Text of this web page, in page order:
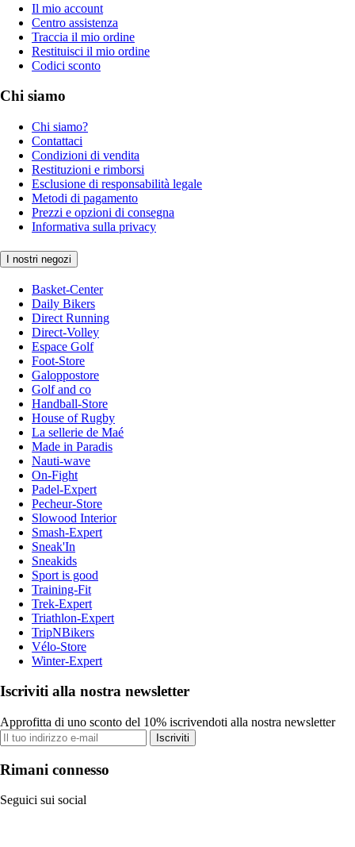
Il mio account
Centro assistenza
Traccia il mio ordine
Restituisci il mio ordine
Codici sconto
Chi siamo
Chi siamo?
Contattaci
Condizioni di vendita
Restituzioni e rimborsi
Esclusione di responsabilità legale
Metodi di pagamento
Prezzi e opzioni di consegna
Informativa sulla privacy
I nostri negozi
Basket-Center
Daily Bikers
Direct Running
Direct-Volley
Espace Golf
Foot-Store
Galoppostore
Golf and co
Handball-Store
House of Rugby
La sellerie de Maé
Made in Paradis
Nauti-wave
On-Fight
Padel-Expert
Pecheur-Store
Slowood Interior
Smash-Expert
Sneak'In
Sneakids
Sport is good
Training-Fit
Trek-Expert
Triathlon-Expert
TripNBikers
Vélo-Store
Winter-Expert
Iscriviti alla nostra newsletter
Approfitta di uno sconto del 10% iscrivendoti alla nostra newsletter
Iscriviti
Rimani connesso
Seguici sui social